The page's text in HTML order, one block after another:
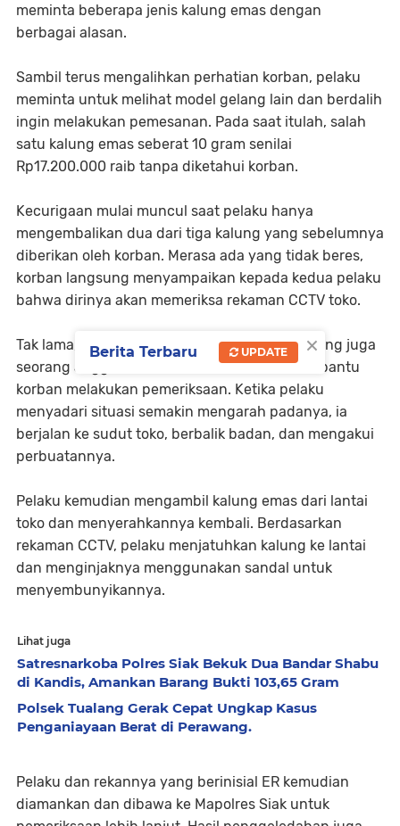
meminta beberapa jenis kalung emas dengan
berbagai alasan.
Sambil terus mengalihkan perhatian korban, pelaku
meminta untuk melihat model gelang lain dan berdalih
ingin melakukan pemesanan. Pada saat itulah, salah
satu kalung emas seberat 10 gram senilai
Rp17.200.000 raib tanpa diketahui korban.
Kecurigaan mulai muncul saat pelaku hanya
mengembalikan dua dari tiga kalung yang sebelumnya
diberikan oleh korban. Merasa ada yang tidak beres,
korban langsung menyampaikan kepada kedua pelaku
bahwa dirinya akan memeriksa rekaman CCTV toko.
Tak lama, dua orang saksi yakni MY dan SH, yang juga
seorang anggota Polri, tiba di lokasi dan membantu
korban melakukan pemeriksaan. Ketika pelaku
menyadari situasi semakin mengarah padanya, ia
berjalan ke sudut toko, berbalik badan, dan mengakui
perbuatannya.
Pelaku kemudian mengambil kalung emas dari lantai
toko dan menyerahkannya kembali. Berdasarkan
rekaman CCTV, pelaku menjatuhkan kalung ke lantai
dan menginjaknya menggunakan sandal untuk
menyembunyikannya.
Lihat juga
Satresnarkoba Polres Siak Bekuk Dua Bandar Shabu
di Kandis, Amankan Barang Bukti 103,65 Gram
Polsek Tualang Gerak Cepat Ungkap Kasus
Penganiayaan Berat di Perawang.
Pelaku dan rekannya yang berinisial ER kemudian
diamankan dan dibawa ke Mapolres Siak untuk
×
Berita Terbaru UPDATE